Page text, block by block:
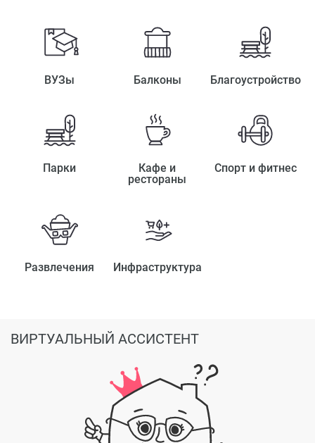
ВУЗы Балконы Благоустройство
Парки
Кафе и
рестораны
Спорт и фитнес
Развлечения Инфраструктура
ВИРТУАЛЬНЫЙ АССИСТЕНТ